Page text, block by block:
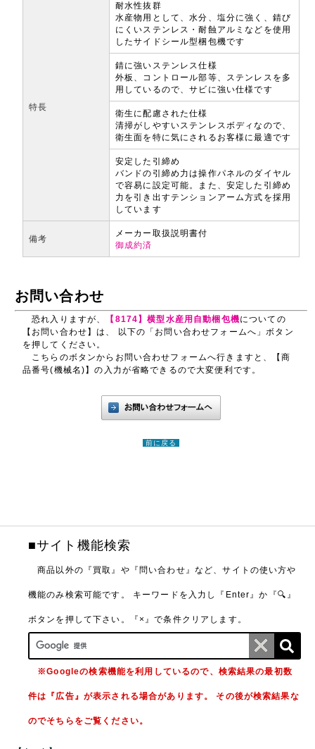
特長
耐水性抜群
水産物用として、水分、塩分に強く、錆び
にくいステンレス・耐蝕アルミなどを使用
したサイドシール型梱包機です
錆に強いステンレス仕様
外板、コントロール部等、ステンレスを多
用しているので、サビに強い仕様です
衛生に配慮された仕様
清掃がしやすいステンレスボディなので、
衛生面を特に気にされるお客様に最適です
安定した引締め
バンドの引締め力は操作パネルのダイヤル
で容易に設定可能。また、安定した引締め
力を引き出すテンションアーム方式を採用
しています
備考
メーカー取扱説明書付
御成約済
お問い合わせ
恐れ入りますが、 【8174】横型水産用自動梱包機についての
【お問い合わせ】は、 以下の「お問い合わせフォームへ」ボタン
を押してください。
こちらのボタンからお問い合わせフォームへ行きますと、【商
品番号(機械名)】の入力が省略できるので大変便利です。
前に戻る
■サイト機能検索
商品以外の『買取』や『問い合わせ』など、サイトの使い方や
機能のみ検索可能です。 キーワードを入力し『Enter』か『🔍』
ボタンを押して下さい。『×』で条件クリアします。
※Googleの検索機能を利用しているので、検索結果の最初数
件は『広告』が表示される場合があります。 その後が検索結果な
のでそちらをご覧ください。